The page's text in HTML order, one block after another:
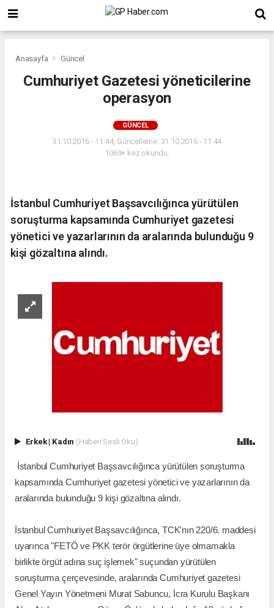
Anasayfa Güncel
Cumhuriyet Gazetesi yöneticilerine
operasyon
GÜNCEL
31.10.2016 - 11:44, Güncelleme: 31.10.2016 - 11:44
1069+ kez okundu.
İstanbul Cumhuriyet Başsavcılığınca yürütülen
soruşturma kapsamında Cumhuriyet gazetesi
yönetici ve yazarlarının da aralarında bulunduğu 9
kişi gözaltına alındı.
Erkek| Kadın (Haberi Sesli Oku)
İstanbul Cumhuriyet Başsavcılığınca yürütülen soruşturma
kapsamında Cumhuriyet gazetesi yönetici ve yazarlarının da
aralarında bulunduğu 9 kişi gözaltına alındı.
İstanbul Cumhuriyet Başsavcılığınca, TCK'nın 220/6. maddesi
uyarınca "FETÖ ve PKK terör örgütlerine üye olmamakla
birlikte örgüt adına suç işlemek" suçundan yürütülen
soruşturma çerçevesinde, aralarında Cumhuriyet gazetesi
Genel Yayın Yönetmeni Murat Sabuncu, İcra Kurulu Başkanı